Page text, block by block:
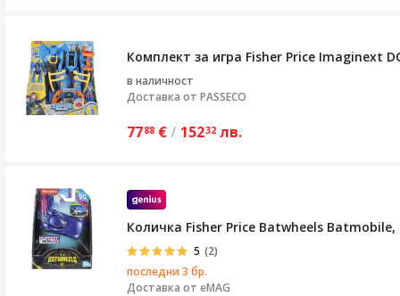
Комплект за игра Fisher Price Imaginext
в наличност
Доставка от PASSECO
7788 €/ 15232 лв.
Количка Fisher Price Batwheels
5 (2)
последни 3 бр.
Доставка от eMAG